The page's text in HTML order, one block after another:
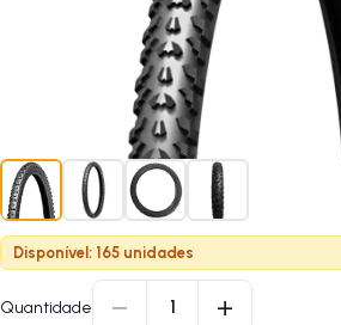
Disponível: 165 unidades
Quantidade − 1 +